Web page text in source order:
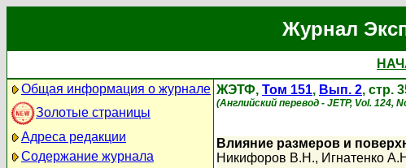
Журнал
Общая информация о журнале
Золотые страницы
Адреса редакции
Содержание журнала
ЖЭТФ, Том 151, Вып. 2, стр.
(Английский перевод - JETP, Vol. 124,
Влияние размеров и
Никифоров В.Н., Игнатенко